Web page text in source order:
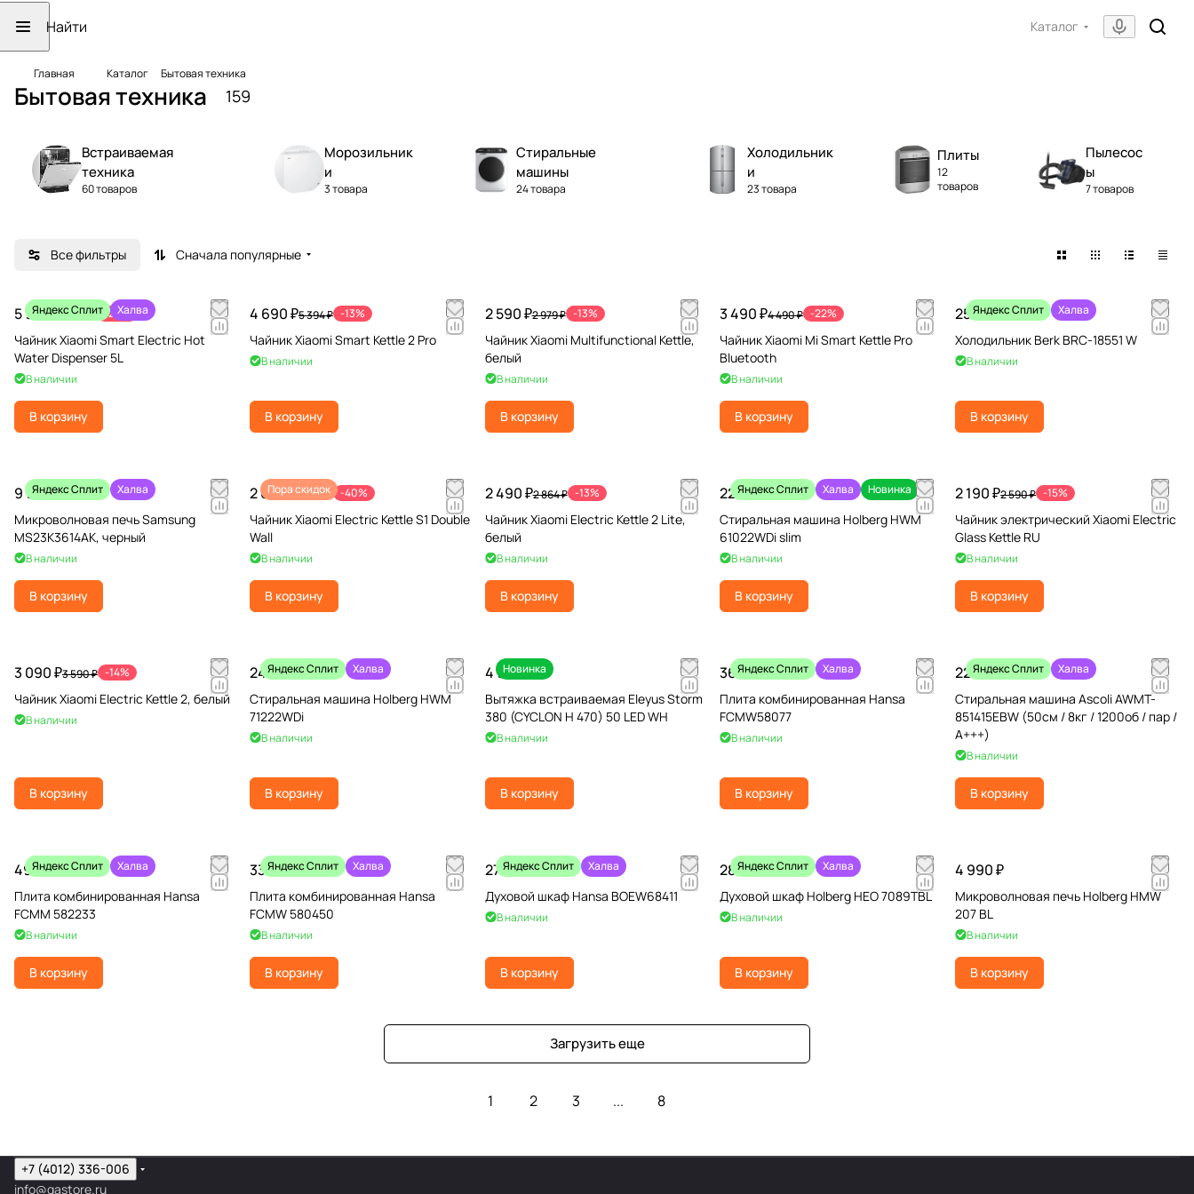
Каталог
Главная Каталог Бытовая техника
Бытовая техника 159
Встраиваемая
техника
60 товаров
Морозильник
и
3 товара
Стиральные
машины
24 товара
Холодильник
и
23 товара
Плиты
12
товаров
Пылесос
ы
7 товаров
Все фильтры Сначала популярные
Яндекс Сплит Халва
5 990 ₽7 990 ₽ -25%
Чайник Xiaomi Smart Electric Hot
Water Dispenser 5L
В наличии
В корзину
4 690 ₽5 394 ₽ -13%
Чайник Xiaomi Smart Kettle 2 Pro
В наличии
В корзину
2 590 ₽2 979 ₽ -13%
Чайник Xiaomi Multifunctional Kettle,
белый
В наличии
В корзину
3 490 ₽4 490 ₽ -22%
Чайник Xiaomi Mi Smart Kettle Pro
Bluetooth
В наличии
В корзину
Яндекс Сплит Халва
25 990 ₽
Холодильник Berk BRC-18551 W
В наличии
В корзину
Яндекс Сплит Халва
9 990 ₽
Микроволновая печь Samsung
MS23K3614AK, черный
В наличии
В корзину
Пора скидок
2 690 ₽4 490 ₽ -40%
Чайник Xiaomi Electric Kettle S1 Double
Wall
В наличии
В корзину
2 490 ₽2 864 ₽ -13%
Чайник Xiaomi Electric Kettle 2 Lite,
белый
В наличии
В корзину
Яндекс Сплит Халва Новинка
22 990 ₽
Стиральная машина Holberg HWM
61022WDi slim
В наличии
В корзину
2 190 ₽2 590 ₽ -15%
Чайник электрический Xiaomi Electric
Glass Kettle RU
В наличии
В корзину
3 090 ₽3 590 ₽ -14%
Чайник Xiaomi Electric Kettle 2, белый
В наличии
В корзину
Яндекс Сплит Халва
24 990 ₽
Стиральная машина Holberg HWM
71222WDi
В наличии
В корзину
Новинка
4 990 ₽
Вытяжка встраиваемая Eleyus Storm
380 (CYCLON H 470) 50 LED WH
В наличии
В корзину
Яндекс Сплит Халва
36 990 ₽
Плита комбинированная Hansa
FCMW58077
В наличии
В корзину
Яндекс Сплит Халва
22 990 ₽
Стиральная машина Ascoli AWMT-
851415EBW (50см / 8кг / 1200об / пар /
A+++)
В наличии
В корзину
Яндекс Сплит Халва
49 990 ₽
Плита комбинированная Hansa
FCMM 582233
В наличии
В корзину
Яндекс Сплит Халва
33 990 ₽
Плита комбинированная Hansa
FCMW 580450
В наличии
В корзину
Яндекс Сплит Халва
27 990 ₽
Духовой шкаф Hansa BOEW68411
В наличии
В корзину
Яндекс Сплит Халва
28 990 ₽
Духовой шкаф Holberg HEO 7089TBL
В наличии
В корзину
4 990 ₽
Микроволновая печь Holberg HMW
207 BL
В наличии
В корзину
Загрузить еще
1 2 3 ... 8
+7 (4012) 336-006
info@gastore.ru